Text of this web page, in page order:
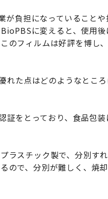
負担になっていること
に変えると、使用
のフィルムは好評を博し
た点はどのようなとこ
をとっており、食品包
ラスチック製で、分別す
ので、分別が難しく、焼